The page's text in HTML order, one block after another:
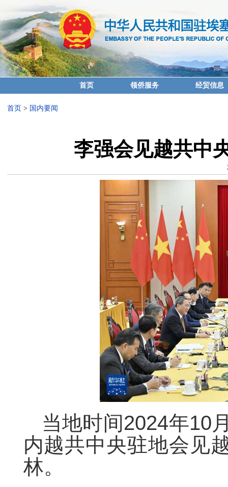
首页 领侨服务 经贸信息
首页 > 国内要闻
李强会见越共中
当地时间2024年10
内越共中央驻地会见
林。